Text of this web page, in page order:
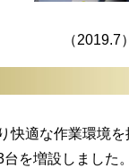
）
快適な作業環境を
台を増設しました